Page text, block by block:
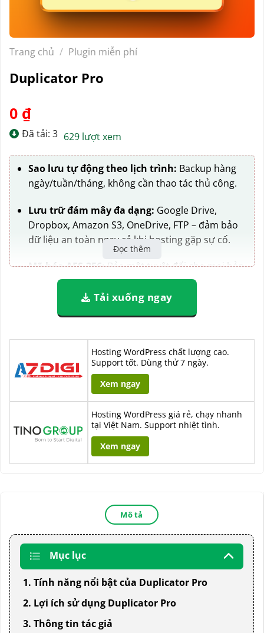
Trang chủ / Plugin miễn phí
Duplicator Pro
0 ₫
Đã tải: 3 629 lượt xem
Sao lưu tự động theo lịch trình: Backup hàng
ngày/tuần/tháng, không cần thao tác thủ công.
Lưu trữ đám mây đa dạng: Google Drive,
Dropbox, Amazon S3, OneDrive, FTP – đảm bảo
dữ liệu an toàn ngay cả khi hosting gặp sự cố.
Mã hóa AES-256:Bảo mật tuyệt đối cho mọi bản
backup.
Hỗ trợ Multisite & website lớn:Backup/di
chuyển WordPress Multisite, site dung lượng lớn
không giới hạn.
Tự động tạo database:Tích hợp cPanel API, tự
tạo DB + user khi migrate.
Multi-site management:
nhiều website từ 1 dashboard duy nhất.
Đọc thêm
Tải xuống ngay
Hosting WordPress chất lượng cao.
Support tốt. Dùng thử 7 ngày.
Xem ngay
Hosting WordPress giá rẻ, chạy nhanh
tại Việt Nam. Support nhiệt tình.
Xem ngay
Mô tả
Mục lục
1. Tính năng nổi bật của Duplicator Pro
2. Lợi ích sử dụng Duplicator Pro
3. Thông tin tác giả